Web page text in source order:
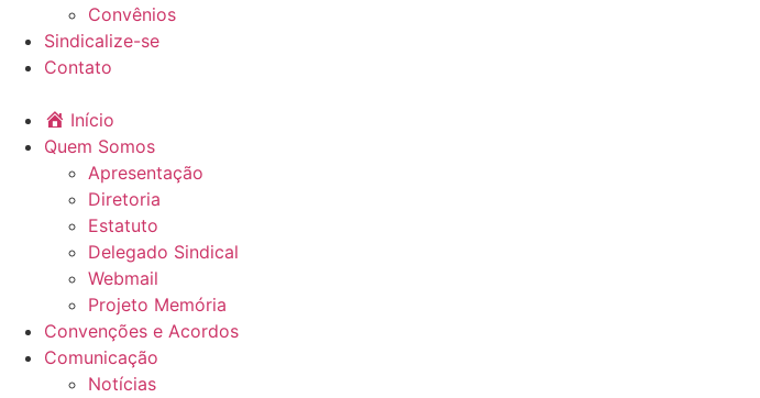
Convênios
Sindicalize-se
Contato
Início
Quem Somos
Apresentação
Diretoria
Estatuto
Delegado Sindical
Webmail
Projeto Memória
Convenções e Acordos
Comunicação
Notícias